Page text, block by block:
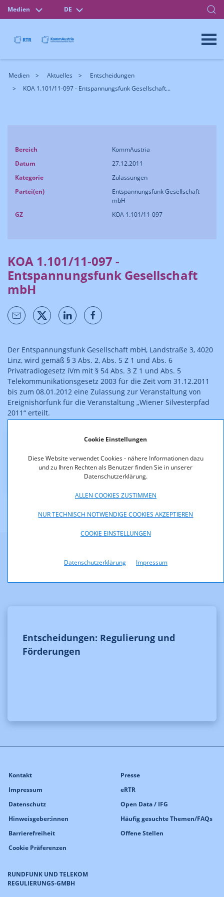
Cookie Einstellungen
Diese Website verwendet Cookies - nähere Informationen dazu
und zu Ihren Rechten als Benutzer finden Sie in unserer
Datenschutzerklärung.
ALLEN COOKIES ZUSTIMMEN
NUR TECHNISCH NOTWENDIGE COOKIES AKZEPTIEREN
COOKIE EINSTELLUNGEN
Datenschutzerklärung Impressum
Medien DE
Medien Aktuelles
Entscheidungen
KOA 1.101/11-097 - Entspannungsfunk Gesellschaft...
Bereich
KommAustria
Datum
27.12.2011
Kategorie
Zulassungen
Partei(en)
Entspannungsfunk Gesellschaft
mbH
GZ
KOA 1.101/11-097
KOA 1.101/11-097 -
Entspannungsfunk Gesellschaft
mbH
Der Entspannungsfunk Gesellschaft mbH, Landstraße 3, 4020
Linz, wird gemäß § 3 Abs. 2, Abs. 5 Z 1 und Abs. 6
Privatradiogesetz iVm mit § 54 Abs. 3 Z 1 und Abs. 5
Telekommunikationsgesetz 2003 für die Zeit vom 31.12.2011
bis zum 08.01.2012 eine Zulassung zur Veranstaltung von
Ereignishörfunk für die Veranstaltung „Wiener Silvesterpfad
2011“ erteilt.
KOA_1.101-11-097.pdf (pdf, 95,9 KB)
Weitere Informationen
Entscheidungen: Regulierung und
Förderungen
RUNDFUNK UND TELEKOM
REGULIERUNGS-GMBH
Kontakt
Impressum
Datenschutz
Hinweisgeber:innen
Barrierefreiheit
Cookie Präferenzen
Presse
eRTR
Open Data / IFG
Häufig gesuchte Themen/FAQs
Offene Stellen